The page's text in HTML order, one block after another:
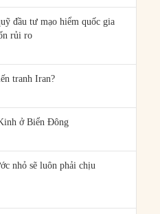
đầu tư mạo hiểm quốc gia
rủi ro
tranh Iran?
ở Biển Đông
nhỏ sẽ luôn phải chịu